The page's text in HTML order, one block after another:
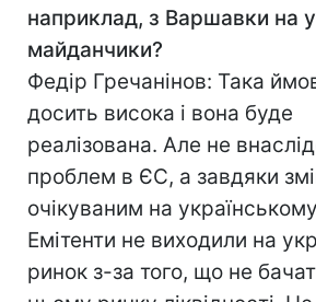
наприклад, з Варшавки на
майданчики?
Федір Гречанінов: Така
досить висока і вона буде
реалізована. Але не
проблем в ЄС, а завдяки
очікуваним на
Емітенти не виходили на
ринок з-за того, що не